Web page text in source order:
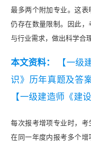
最多两个附加专业。这
仍存在数量限制。因此，
与行业需求，做出科学合
本文资料：
【一级
识》历年真题及答
【一级建造师《建
每次报考增项专业时，
在同一年度内报考多个